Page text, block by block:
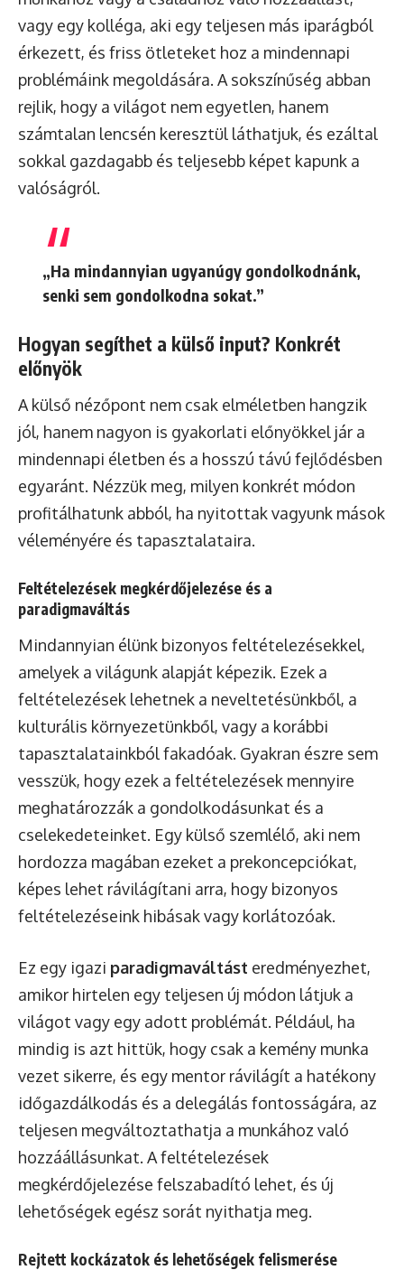
vagy egy kolléga, aki egy teljesen más iparágból
érkezett, és friss ötleteket hoz a mindennapi
problémáink megoldására. A sokszínűség abban
rejlik, hogy a világot nem egyetlen, hanem
számtalan lencsén keresztül láthatjuk, és ezáltal
sokkal gazdagabb és teljesebb képet kapunk a
valóságról.
„Ha mindannyian ugyanúgy gondolkodnánk,
senki sem gondolkodna sokat.”
Hogyan segíthet a külső input? Konkrét
előnyök
A külső nézőpont nem csak elméletben hangzik
jól, hanem nagyon is gyakorlati előnyökkel jár a
mindennapi életben és a hosszú távú fejlődésben
egyaránt. Nézzük meg, milyen konkrét módon
profitálhatunk abból, ha nyitottak vagyunk mások
véleményére és tapasztalataira.
Feltételezések megkérdőjelezése és a
paradigmaváltás
Mindannyian élünk bizonyos feltételezésekkel,
amelyek a világunk alapját képezik. Ezek a
feltételezések lehetnek a neveltetésünkből, a
kulturális környezetünkből, vagy a korábbi
tapasztalatainkból fakadóak. Gyakran észre sem
vesszük, hogy ezek a feltételezések mennyire
meghatározzák a gondolkodásunkat és a
cselekedeteinket. Egy külső szemlélő, aki nem
hordozza magában ezeket a prekoncepciókat,
képes lehet rávilágítani arra, hogy bizonyos
feltételezéseink hibásak vagy korlátozóak.
Ez egy igazi paradigmaváltást eredményezhet,
amikor hirtelen egy teljesen új módon látjuk a
világot vagy egy adott problémát. Például, ha
mindig is azt hittük, hogy csak a kemény munka
vezet sikerre, és egy mentor rávilágít a hatékony
időgazdálkodás és a delegálás fontosságára, az
teljesen megváltoztathatja a munkához való
hozzáállásunkat. A feltételezések
megkérdőjelezése felszabadító lehet, és új
lehetőségek egész sorát nyithatja meg.
Rejtett kockázatok és lehetőségek felismerése